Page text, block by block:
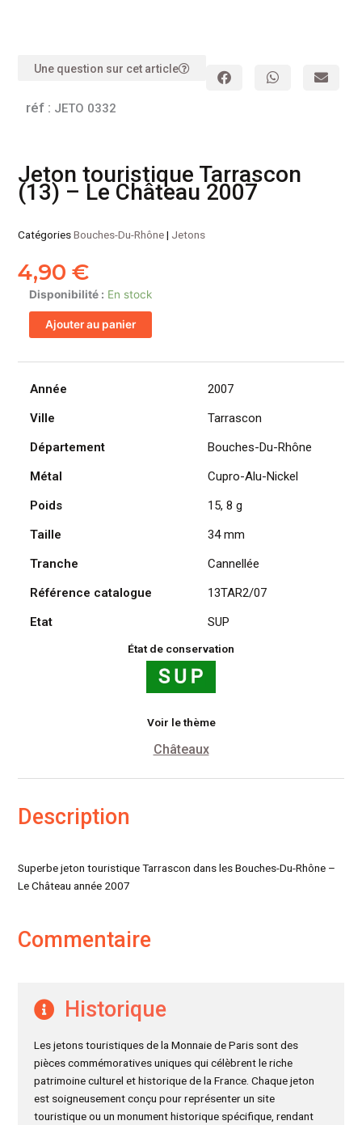
Une question sur cet article
réf : JETO 0332
Jeton touristique Tarrascon
(13) – Le Château 2007
CatégoriesBouches-Du-Rhône| Jetons
4,90€
Disponibilité : En stock
quantité
de
Jeton
Tarrascon
(13)
Le
2007
Ajouter au panier
Année
2007
Ville
Tarrascon
Département
Bouches-Du-Rhône
Métal
Cupro-Alu-Nickel
Poids
15, 8 g
Taille
34 mm
Tranche
Cannellée
Référence catalogue
13TAR2/07
Etat
SUP
État de conservation
Voir le thème
Châteaux
Description
Superbe jeton touristique Tarrascon dans les Bouches-Du-Rhône –
Le Château année 2007
Commentaire
Historique
Les jetons touristiques de la Monnaie de Paris sont des
pièces commémoratives uniques qui célèbrent le riche
patrimoine culturel et historique de la France. Chaque jeton
est soigneusement conçu pour représenter un site
touristique ou un monument historique spécifique, rendant